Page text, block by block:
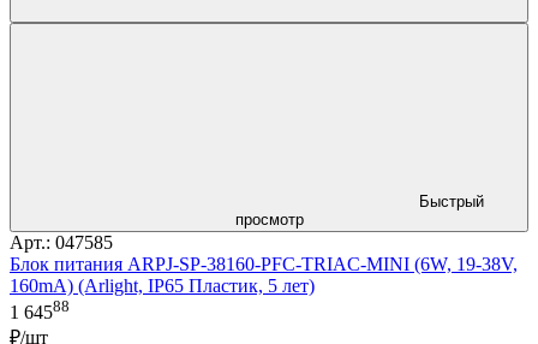
Быстрый
просмотр
Арт.: 047585
Блок питания ARPJ-SP-38160-PFC-TRIAC-MINI (6W, 19-38V,
160mA) (Arlight, IP65 Пластик, 5 лет)
1 64588
₽/шт